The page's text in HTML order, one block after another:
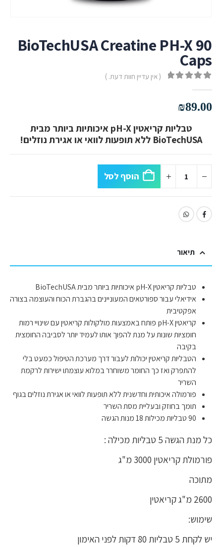
BioTechUSA Creatine PH-X 90
Caps
( אין עדיין חוות דעת. )
₪89.00
טבליות קריאטין pH-X איכותיות ביותר מבית
BioTechUSA ללא תופעות לוואי או אגירת נוזלים!
הוסף לסל
תיאור
טבליות קריאטין pH-X איכותיות ביותר מבית BioTechUSA
אידיאלי עבור ספורטאים המעוניינים בהגברת הכוח והעוצמה בצורה
אפקטיבית
קריאטין pH-X פותח באמצעות מולקולות קריאטין עם שינויי רמות
חומציות שונות על מנת להפוך אותו לעמיד יותר לסביבה החומצית
בקיבה
הטבליות קריאטין יכולות לעבור דרך מערכת הטיפול כמעט בלי
להתפרק ואז כך החומר משוחרר במלוא עוצמתו ישירות לרקמת
השריר
פורמולה איכותית וחדשנית ללא תופעות לוואי או אגירת נוזלים בגוף
תומך בחוזק ובעליית מסת השריר
90 טבליות מכילות 18 מנות הגשה
כל מנת הגשה 5 טבליות מכילה :
פורמולת קריאטין 3000 מ"ג
מתוכה
2600 מ"ג קריאטין
שימוש:
יש לקחת 5 טבליות 80 דקות לפני האימון